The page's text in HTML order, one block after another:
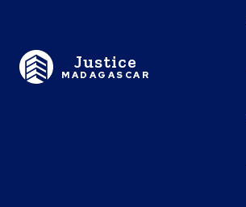
Justice
MADAGASCAR